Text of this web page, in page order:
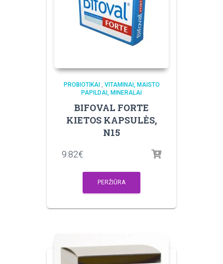
PROBIOTIKAI , VITAMINAI, MAISTO
PAPILDAI, MINERALAI
BIFOVAL FORTE
KIETOS KAPSULĖS,
N15
9.82€
PERŽIŪRA